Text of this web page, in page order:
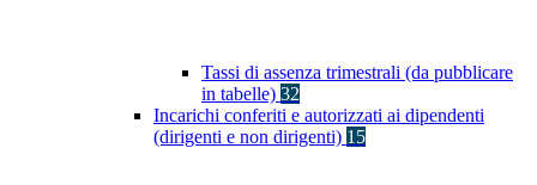
Tassi di assenza trimestrali (da pubblicare
in tabelle) 32
Incarichi conferiti e autorizzati ai dipendenti
(dirigenti e non dirigenti) 15